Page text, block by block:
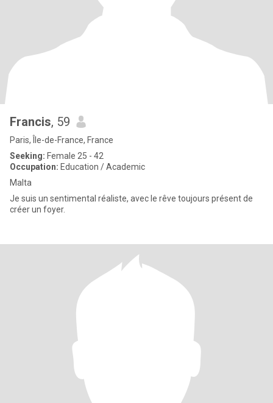
Francis, 59
Paris, Île-de-France, France
Seeking: Female 25 - 42
Occupation: Education / Academic
Malta
Je suis un sentimental réaliste, avec le rêve toujours présent de
créer un foyer.